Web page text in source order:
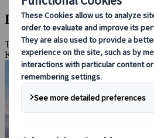
Den store rundturen
Tokyo, Miyajima, Hiroshima, Izu-
Kanazawa, Nara